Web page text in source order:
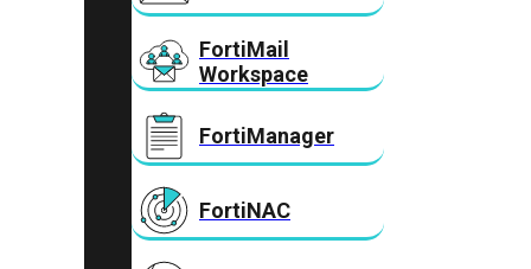
FortiMail
Workspace
FortiManager
FortiNAC